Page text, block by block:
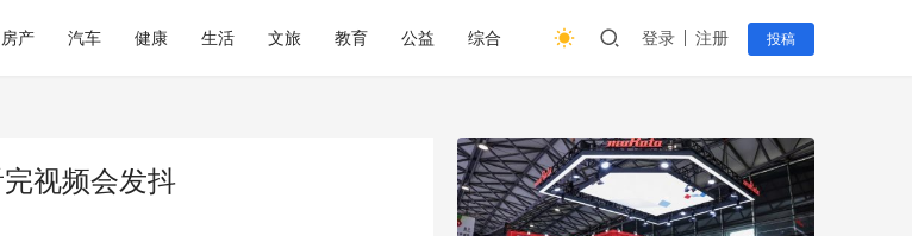
房产 汽车 健康 生活 文旅 教育 公益 综合 登录 注册 投稿
视频会发抖